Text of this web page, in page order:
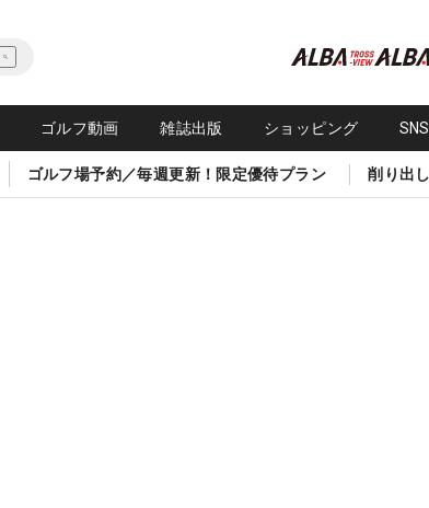
ゴルフ動画 雑誌出版 ショッピング
ゴルフ場予約／毎週更新！限定優待プラン 削り出